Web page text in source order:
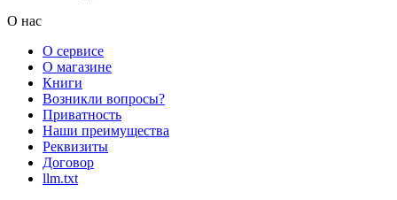
О нас
О сервисе
О магазине
Книги
Возникли вопросы?
Приватность
Наши преимущества
Реквизиты
Договор
llm.txt